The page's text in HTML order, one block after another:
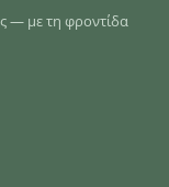
— με τη φροντίδα